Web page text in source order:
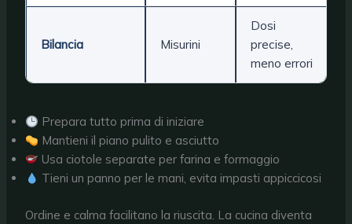
Bilancia Misurini
Dosi
precise,
meno errori
Prepara tutto prima di iniziare
Mantieni il piano pulito e asciutto
Usa ciotole separate per farina e formaggio
Tieni un panno per le mani, evita impasti appiccicosi
Ordine e calma facilitano la riuscita. La cucina diventa